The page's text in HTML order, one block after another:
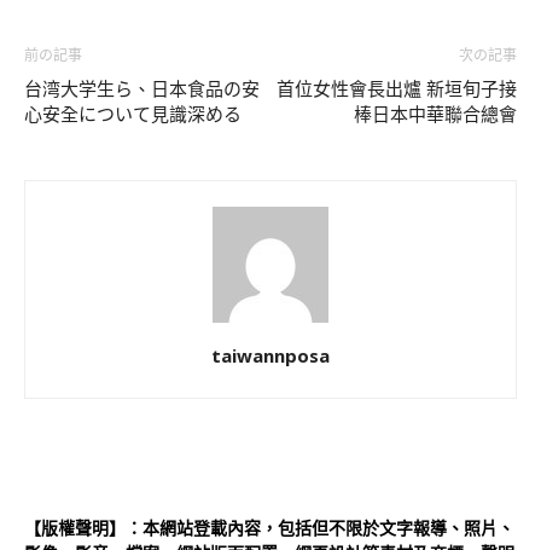
前の記事
台湾大学生ら、日本食品の安
心安全について見識深める
次の記事
首位女性會長出爐 新垣旬子接
棒日本中華聯合總會
taiwannposa
【版權聲明】：本網站登載內容，包括但不限於文字報導、照片、